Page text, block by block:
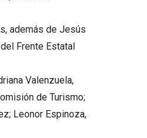
además de Jesús
Frente Estatal
Valenzuela,
de Turismo;
Leonor Espinoza,